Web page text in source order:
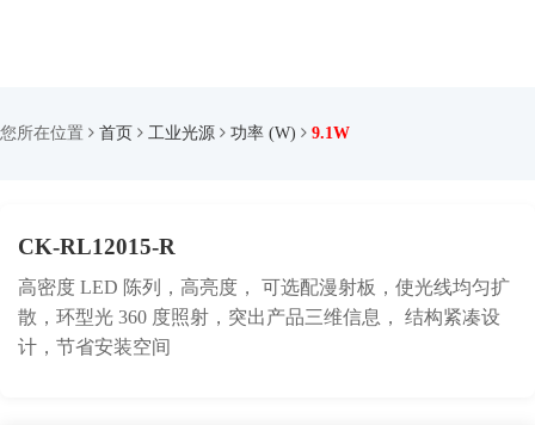
您所在位置 首页 工业光源 功率 (W) 9.1W
CK-RL12015-R
高密度 LED 陈列，高亮度， 可选配漫射板，使光线均匀扩
散，环型光 360 度照射，突出产品三维信息， 结构紧凑设
计，节省安装空间